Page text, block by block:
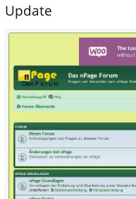
Update